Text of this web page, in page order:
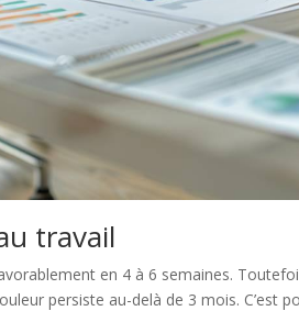
travail
en 4 à 6 semaines.
persiste au-delà de 3 mois. C’est